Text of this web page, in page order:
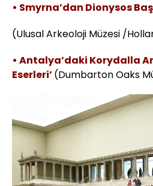
• Smyrna’dan Dionysos
(Ulusal Arkeoloji Müzesi /
• Antalya’daki Korydalla
Eserleri’(Dumbarton Oaks